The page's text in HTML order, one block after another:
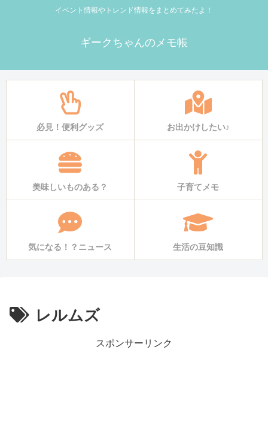
イベント情報やトレンド情報をまとめてみたよ！
ギークちゃんのメモ帳
必見！便利グッズ お出かけしたい♪
美味しいものある？ 子育てメモ
気になる！？ニュース 生活の豆知識
レルムズ
スポンサーリンク